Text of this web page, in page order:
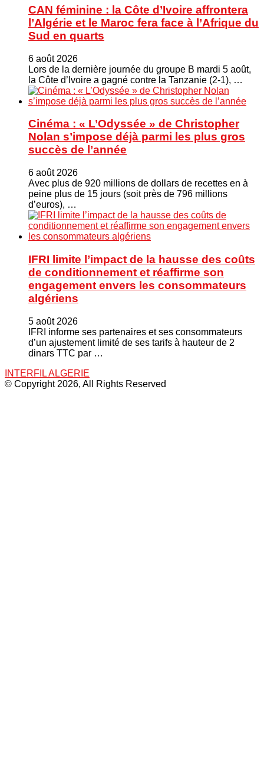
CAN féminine : la Côte d’Ivoire affrontera
l’Algérie et le Maroc fera face à l’Afrique du
Sud en quarts
6 août 2026
Lors de la dernière journée du groupe B mardi 5 août,
la Côte d’Ivoire a gagné contre la Tanzanie (2-1), …
Cinéma : « L’Odyssée » de Christopher
Nolan s’impose déjà parmi les plus gros
succès de l’année
6 août 2026
Avec plus de 920 millions de dollars de recettes en à
peine plus de 15 jours (soit près de 796 millions
d’euros), …
IFRI limite l’impact de la hausse des coûts
de conditionnement et réaffirme son
engagement envers les consommateurs
algériens
5 août 2026
IFRI informe ses partenaires et ses consommateurs
d’un ajustement limité de ses tarifs à hauteur de 2
dinars TTC par …
INTERFIL ALGERIE
© Copyright 2026, All Rights Reserved